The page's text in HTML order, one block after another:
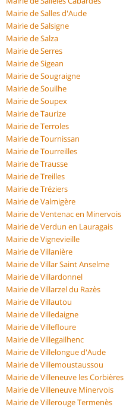
Mairie de Salles d'Aude
Mairie de Salsigne
Mairie de Salza
Mairie de Serres
Mairie de Sigean
Mairie de Sougraigne
Mairie de Souilhe
Mairie de Soupex
Mairie de Taurize
Mairie de Terroles
Mairie de Tournissan
Mairie de Tourreilles
Mairie de Trausse
Mairie de Treilles
Mairie de Tréziers
Mairie de Valmigère
Mairie de Ventenac en Minervois
Mairie de Verdun en Lauragais
Mairie de Vignevieille
Mairie de Villanière
Mairie de Villar Saint Anselme
Mairie de Villardonnel
Mairie de Villarzel du Razès
Mairie de Villautou
Mairie de Villedaigne
Mairie de Villefloure
Mairie de Villegailhenc
Mairie de Villelongue d'Aude
Mairie de Villemoustaussou
Mairie de Villeneuve les Corbières
Mairie de Villeneuve Minervois
Mairie de Villerouge Termenès